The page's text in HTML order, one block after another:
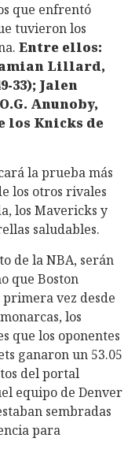
que enfrentó
tuvieron los
Entre ellos:
Lillard,
33); Jalen
Anunoby,
los Knicks de
la prueba más
los otros rivales
los Mavericks y
saludables.
de la NBA, serán
que Boston
vez desde
los
que los oponentes
ganaron un 53.05
del portal
equipo de Denver
sembradas
para